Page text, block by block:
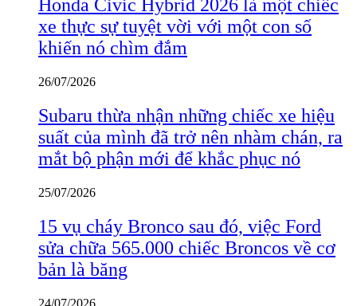
Honda Civic Hybrid 2026 là một chiếc
xe thực sự tuyệt vời với một con số
khiến nó chìm đắm
26/07/2026
Subaru thừa nhận những chiếc xe hiệu
suất của mình đã trở nên nhàm chán, ra
mắt bộ phận mới để khắc phục nó
25/07/2026
15 vụ cháy Bronco sau đó, việc Ford
sửa chữa 565.000 chiếc Broncos về cơ
bản là băng
24/07/2026